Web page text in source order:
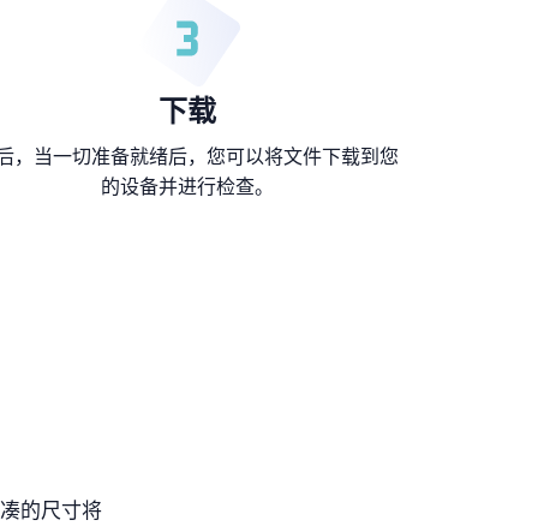
下载
，当一切准备就绪后，您可以将文件下载到您
的设备并进行检查。
的尺寸将